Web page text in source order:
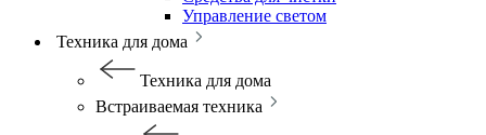
Управление светом
Техника для дома
Техника для дома
Встраиваемая техника